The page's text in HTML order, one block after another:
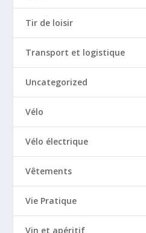
Tir de loisir
Transport et logistique
Uncategorized
Vélo
Vélo électrique
Vêtements
Vie Pratique
Vin et apéritif